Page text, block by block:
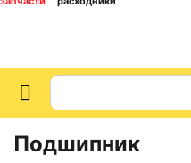
Подшипник